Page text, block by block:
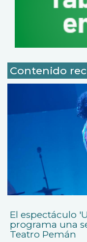
Contenido
El espectáculo
programa una
Teatro Pemán